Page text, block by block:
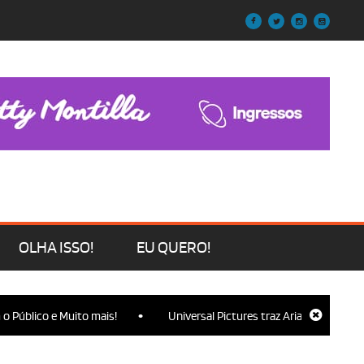
OLHA ISSO! EU QUERO!
e Muito mais! • Universal Pictures traz Ariana Grande,